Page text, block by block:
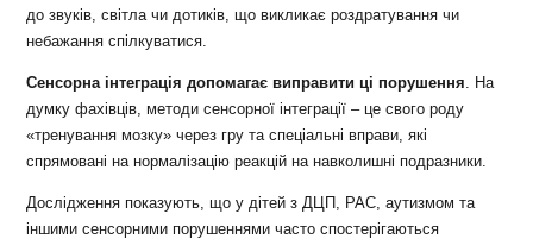
до звуків, світла чи дотиків, що викликає роздратування чи
небажання спілкуватися.
Сенсорна інтеграція допомагає виправити ці порушення . На
думку фахівців, методи сенсорної інтеграції – це свого роду
«тренування мозку» через гру та спеціальні вправи, які
спрямовані на нормалізацію реакцій на навколишні подразники.
Дослідження показують, що у дітей з ДЦП, РАС, аутизмом та
іншими сенсорними порушеннями часто спостерігаються